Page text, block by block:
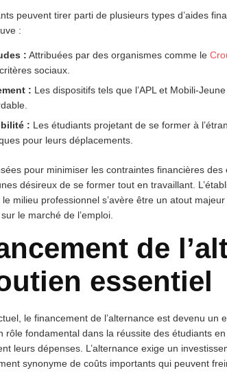
peuvent tirer parti de plusieurs types d’aides
:
: Attribuées par des organismes comme le
sociaux.
: Les dispositifs tels que l’APL et Mobili-
: Les étudiants projetant de se former à
pour leurs déplacements.
pour minimiser les contraintes financières
désireux de se former tout en travaillant.
le milieu professionnel s’avère être un atout
le marché de l’emploi.
de
essentiel
le financement de l’alternance est devenu un
rôle fondamental dans la réussite des étudiants
leurs dépenses. L’alternance exige un
synonyme de coûts importants qui peuvent